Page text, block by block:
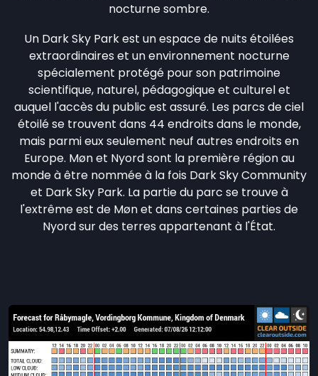
nocturne sombre.
Un Dark Sky Park est un espace de nuits étoilées
extraordinaires et un environnement nocturne
spécialement protégé pour son patrimoine
scientifique, naturel, pédagogique et culturel et
auquel l'accès du public est assuré. Les parcs de ciel
étoilé se trouvent dans 44 endroits dans le monde,
mais parmi eux seulement neuf autres endroits en
Europe. Møn et Nyord sont la première région au
monde à être nommée à la fois Dark Sky Community
et Dark Sky Park. La partie du parc se trouve à
l'extrême est de Møn et dans certaines parties de
Nyord sur des terres appartenant à l'État.